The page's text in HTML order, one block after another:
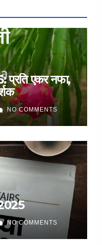
एकर नफा,
NO COMMENTS
NO COMMENTS